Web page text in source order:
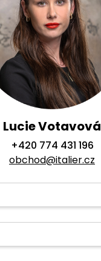
Lucie Votavová
+420 774 431 196
obchod@italier.cz